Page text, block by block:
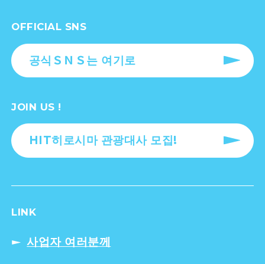
OFFICIAL SNS
공식ＳＮＳ는 여기로
JOIN US !
HIT히로시마 관광대사 모집!
LINK
사업자 여러분께